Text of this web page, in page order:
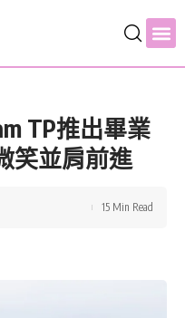
TP推出畢業
笑並肩前進
15 Min Read